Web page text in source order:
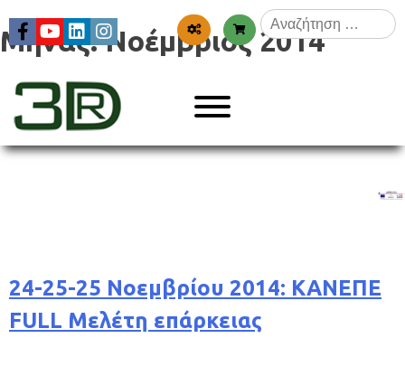
to
content
Αναζήτηση
για:
3dr
Μήνας:Νοέμβριος 2014
24-25-25 Νοεμβρίου 2014: ΚΑΝΕΠΕ
FULL Μελέτη επάρκειας